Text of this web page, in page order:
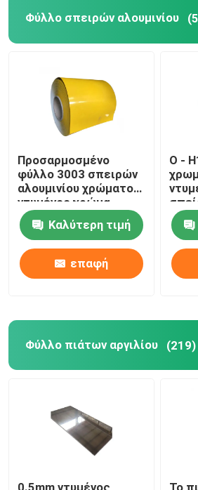
Φύλλο σπειρών αλουμινίου
Προσαρμοσμένο
φύλλο 3003 σπειρών
αλουμινίου χρώματος
ντυμένος χρώμα
ρόλος λουρίδων
Καλύτερη τιμή
επαφή
O -
το
Φύλλο πιάτων αργιλίου (219)
0.5mm ντυμένος
Το